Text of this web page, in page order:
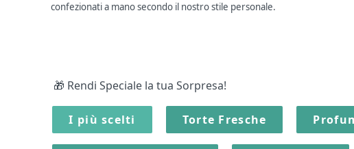
confezionati a mano secondo il nostro stile personale.
🎁 Rendi Speciale la tua Sorpresa!
I più scelti Torte Fresche